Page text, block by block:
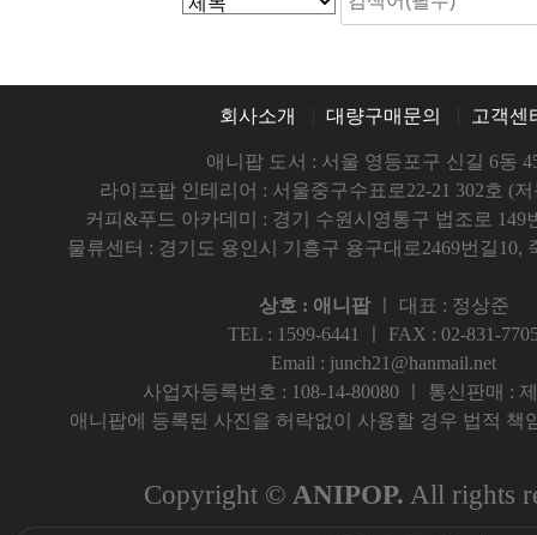
회사소개 대량구매문의 고객센
애니팝 도서 : 서울 영등포구 신길 6동
라이프팝 인테리어 : 서울중구수표로22-21 302호 (
커피&푸드 아카데미 : 경기 수원시영통구 법조로 149
물류센터 : 경기도 용인시 기흥구 용구대로2469번길10,
상호 : 애니팝ㅣ 대표 : 정상준
TEL : 1599-6441 ㅣ FAX : 02-831-
Email : junch21@hanmail.net
사업자등록번호 : 108-14-80080 ㅣ 통신판매 :
애니팝에 등록된 사진을 허락없이 사용할 경우 법적 책
Copyright © ANIPOP. All rights